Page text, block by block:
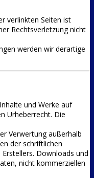
verlinkten Seiten ist
Rechtsverletzung nicht
werden wir derartige
und Werke auf
Urheberrecht. Die
Verwertung außerhalb
der schriftlichen
Downloads und
nicht kommerziellen